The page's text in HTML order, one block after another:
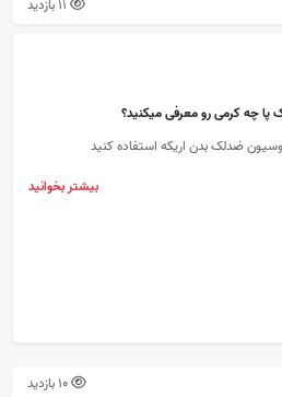
پا چه کرمی رو معرفی میکنید؟
ضدلک بدن اریکه استفاده کنید
بیشتر بخوانید
10 بازدید